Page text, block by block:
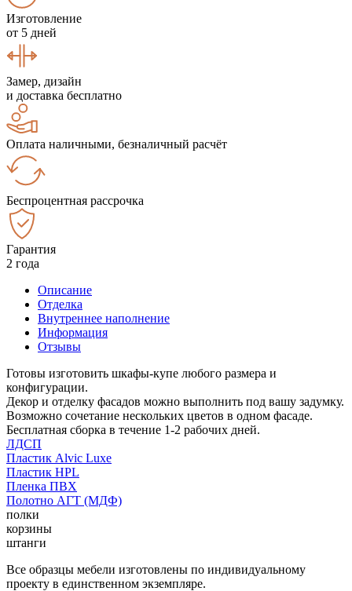
Изготовление
от 5 дней
Замер, дизайн
и доставка бесплатно
Оплата наличными, безналичный расчёт
Беспроцентная рассрочка
Гарантия
2 года
Описание
Отделка
Внутреннее наполнение
Информация
Отзывы
Готовы изготовить шкафы-купе любого размера и
конфигурации.
Декор и отделку фасадов можно выполнить под вашу задумку.
Возможно сочетание нескольких цветов в одном фасаде.
Бесплатная сборка в течение 1-2 рабочих дней.
ЛДСП
Пластик Alvic Luxe
Пластик HPL
Пленка ПВХ
Полотно АГТ (МДФ)
полки
корзины
штанги
Все образцы мебели изготовлены по индивидуальному
проекту в единственном экземпляре.